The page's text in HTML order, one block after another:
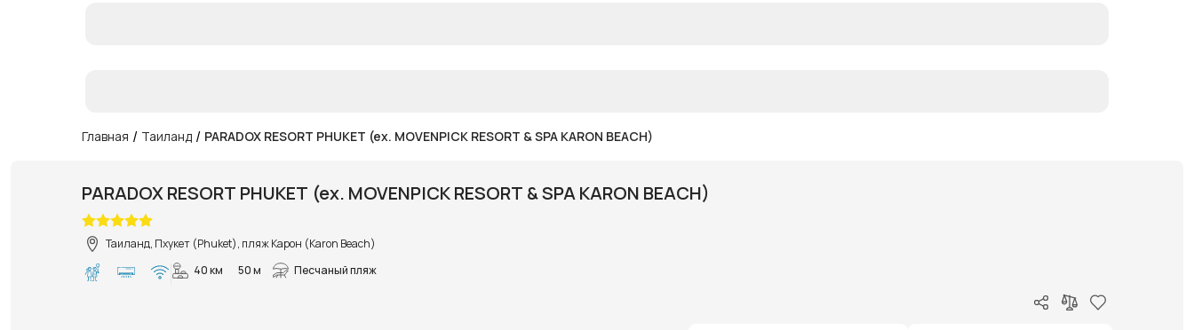
Главная / Таиланд / PARADOX RESORT PHUKET (ex. MOVENPICK RESORT & SPA KARON BEACH)
PARADOX RESORT PHUKET (ex. MOVENPICK RESORT & SPA KARON BEACH)
Таиланд, Пхукет (Phuket), пляж Карон (Karon Beach)
40 км
50 м Песчаный пляж